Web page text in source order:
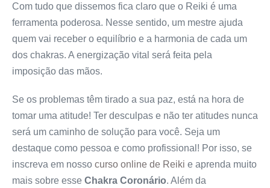
Com tudo que dissemos fica claro que o Reiki é uma
ferramenta poderosa. Nesse sentido, um mestre ajuda
quem vai receber o equilíbrio e a harmonia de cada um
dos chakras. A energização vital será feita pela
imposição das mãos.
Se os problemas têm tirado a sua paz, está na hora de
tomar uma atitude! Ter desculpas e não ter atitudes nunca
será um caminho de solução para você. Seja um
destaque como pessoa e como profissional! Por isso, se
inscreva em nosso curso online de Reiki e aprenda muito
mais sobre esse Chakra Coronário. Além da